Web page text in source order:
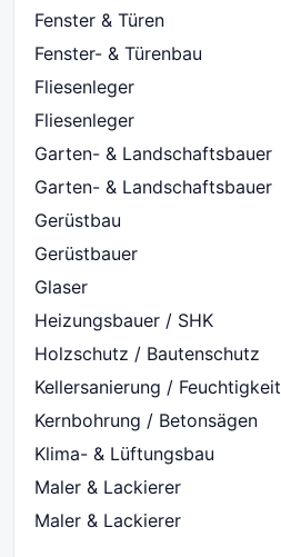
Fenster & Türen
Fenster- & Türenbau
Fliesenleger
Fliesenleger
Garten- & Landschaftsbauer
Garten- & Landschaftsbauer
Gerüstbau
Gerüstbauer
Glaser
Heizungsbauer / SHK
Holzschutz / Bautenschutz
Kellersanierung / Feuchtigkeit
Kernbohrung / Betonsägen
Klima- & Lüftungsbau
Maler & Lackierer
Maler & Lackierer